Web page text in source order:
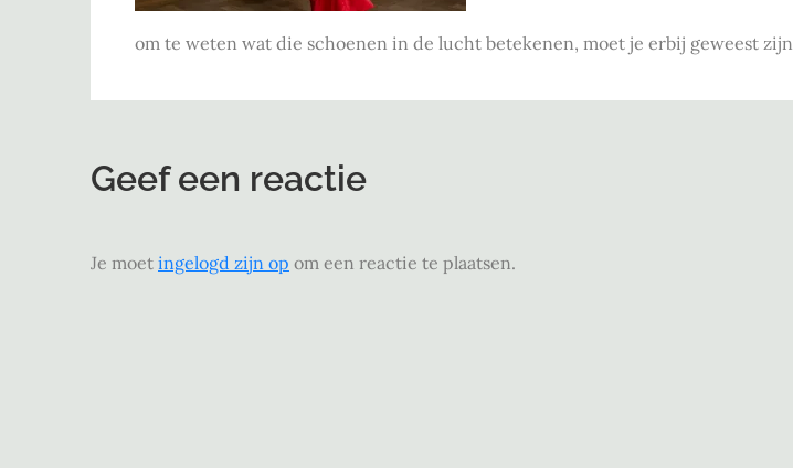
om te weten wat die schoenen in de lucht betekenen, moet je erbij geweest zijn
Geef een reactie
Je moet ingelogd zijn op om een reactie te plaatsen.